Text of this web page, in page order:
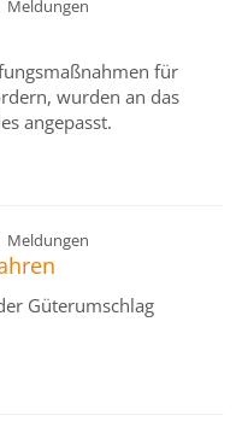
Meldungen
für
wurden an das
angepasst.
Meldungen
Güterumschlag